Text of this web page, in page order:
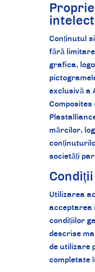
Conținutul
fără
grafica,
exclusivă a
mărcilor,
societăți
Utilizarea
acceptarea
condițiilor
descrise
de utilizare
completate